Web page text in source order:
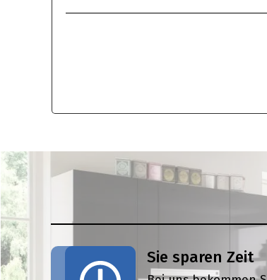
Sie sparen Zeit